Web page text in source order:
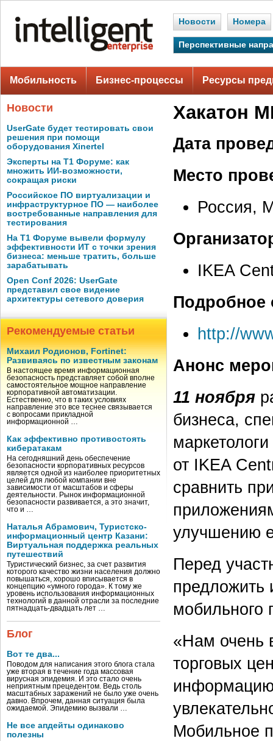
Новости Номера
Перспективные
Мобильность Бизнес-процессы Ресурсы
Новости
UserGate будет тестировать свои
решения при помощи
оборудования Xinertel
Эксперты на Т1 Форуме: как
множить ИИ-возможности,
сокращая риски
Российское ПО виртуализации и
инфраструктурное ПО — наиболее
востребованные направления для
тестирования
На Т1 Форуме вывели формулу
эффективности ИТ с точки зрения
бизнеса: меньше тратить, больше
зарабатывать
Open Conf 2026: UserGate
представил свое видение
архитектуры сетевого доверия
Рекомендуемые статьи
Михаил Родионов, Fortinet:
Развиваясь по известным законам
В настоящее время информационная
безопасность представляет собой вполне
самостоятельное мощное направление
корпоративной автоматизации.
Естественно, что в таких условиях
направление это все теснее связывается
с вопросами прикладной
информационной …
Как эффективно противостоять
кибератакам
На сегодняшний день обеспечение
безопасности корпоративных ресурсов
является одной из наиболее приоритетных
целей для любой компании вне
зависимости от масштабов и сферы
деятельности. Рынок информационной
безопасности развивается, а это значит,
что и …
Наталья Абрамович, Туристско-
информационный центр Казани:
Виртуальная поддержка реальных
путешествий
Туристический бизнес, за счет развития
которого качество жизни населения должно
повышаться, хорошо вписывается в
концепцию «умного города». К тому же
уровень использования информационных
технологий в данной отрасли за последние
пятнадцать-двадцать лет …
Блог
Вот те два...
Поводом для написания этого блога стала
уже вторая в течение года массовая
вирусная эпидемия. И это стало очень
неприятным прецедентом. Ведь столь
масштабных заражений не было уже очень
давно. Впрочем, данная ситуация была
ожидаемой. Эпидемию вызвали …
Не все апдейты одинаково
полезны
Хакатон
Дата
Место
Россия,
IKEA
Подробное
http://
Анонс
11 ноября
бизнеса,
от IKEA
сравнить
улучшению
Перед
предложить
«Нам очень
торговых
информацию
Мобильное